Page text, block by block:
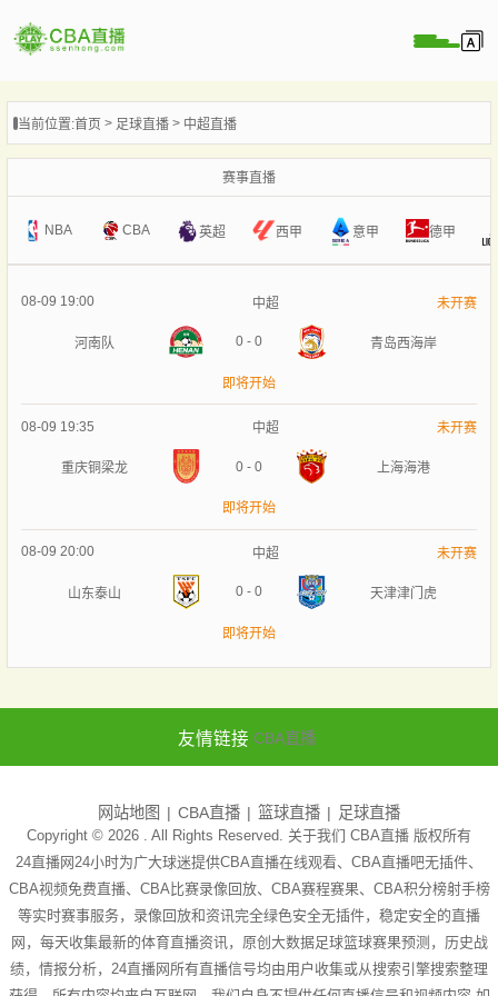
播
播
像
闻
当前位置:首页 足球直播 中超直播
赛事直播
NBA CBA 英超 西甲 意甲 德甲
08-09 19:00 中超 未开赛
河南队 0 - 0 青岛西海岸
即将开始
08-09 19:35 中超 未开赛
重庆铜梁龙 0 - 0 上海海港
即将开始
08-09 20:00 中超 未开赛
山东泰山 0 - 0 天津津门虎
即将开始
友情链接 CBA直播
网站地图 CBA直播 篮球直播 足球直播
Copyright © 2026 . All Rights Reserved. 关于我们 CBA直播 版权所有
24直播网24小时为广大球迷提供CBA直播在线观看、CBA直播吧无插件、
CBA视频免费直播、CBA比赛录像回放、CBA赛程赛果、CBA积分榜射手榜
等实时赛事服务，录像回放和资讯完全绿色安全无插件，稳定安全的直播
网，每天收集最新的体育直播资讯，原创大数据足球篮球赛果预测，历史战
绩，情报分析，24直播网所有直播信号均由用户收集或从搜索引擎搜索整理